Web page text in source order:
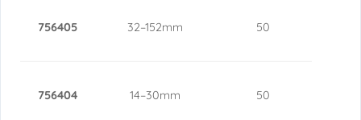
756405 32–152mm 50
756404 14–30mm 50